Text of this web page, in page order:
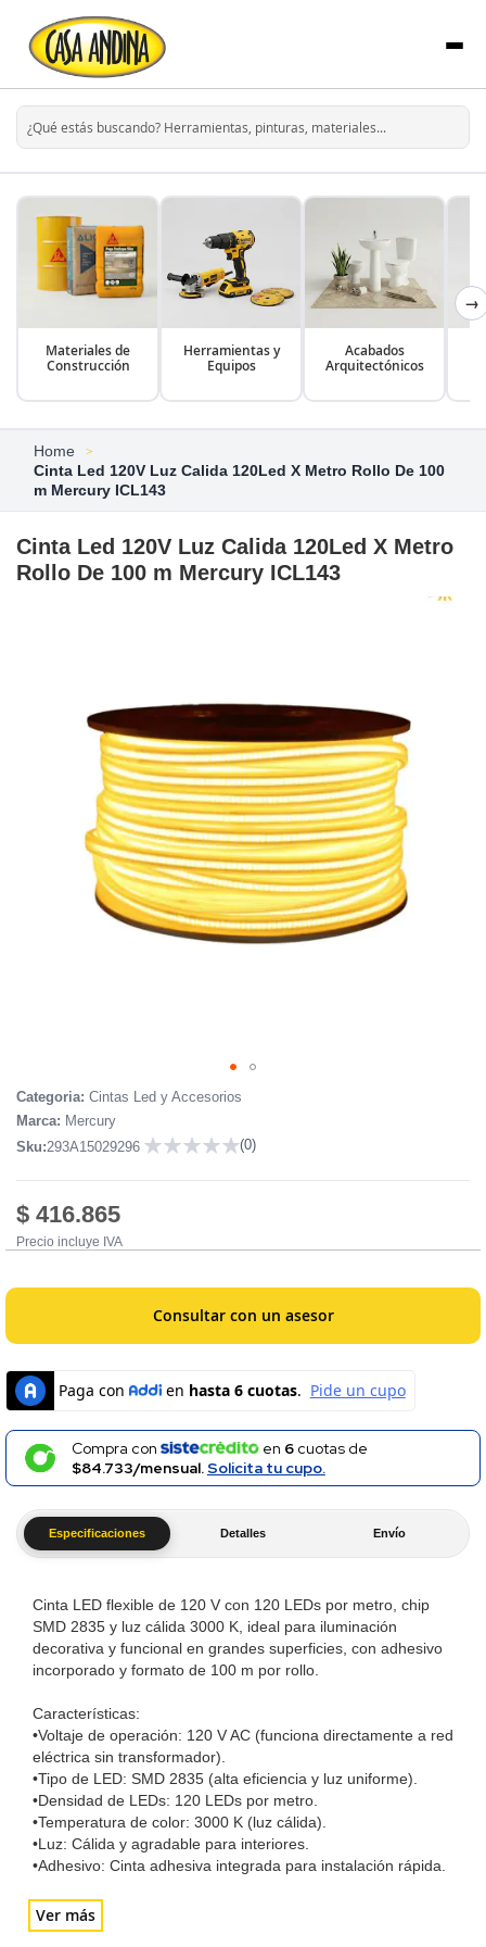
Materiales de
Construcción
Herramientas y
Equipos
Acabados
Arquitectónicos
→
Home
Cinta Led 120V Luz Calida 120Led X Metro Rollo De 100
m Mercury ICL143
Skip
to
of
the
images
gallery
Especificaciones Detalles Envío
Cinta LED flexible de 120 V con 120 LEDs por metro, chip
SMD 2835 y luz cálida 3000 K, ideal para iluminación
decorativa y funcional en grandes superficies, con adhesivo
incorporado y formato de 100 m por rollo.
Características:
•Voltaje de operación: 120 V AC (funciona directamente a red
eléctrica sin transformador).
•Tipo de LED: SMD 2835 (alta eficiencia y luz uniforme).
•Densidad de LEDs: 120 LEDs por metro.
•Temperatura de color: 3000 K (luz cálida).
•Luz: Cálida y agradable para interiores.
•Adhesivo: Cinta adhesiva integrada para instalación rápida.
Ver más
Cinta Led 120V Luz Calida 120Led X Metro
Rollo De 100 m Mercury ICL143
Categoria: Cintas Led y Accesorios
Marca: Mercury
Sku:293A15029296
(0)
$ 416.865
Precio incluye IVA
Consultar con un asesor
Compra con en 6cuotas de
$84.733/mensual.Solicita tu cupo.